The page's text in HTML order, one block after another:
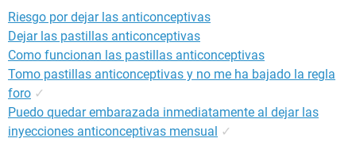
Riesgo por dejar las anticonceptivas
Dejar las pastillas anticonceptivas
Como funcionan las pastillas anticonceptivas
Tomo pastillas anticonceptivas y no me ha bajado la regla
foro ✓
Puedo quedar embarazada inmediatamente al dejar las
inyecciones anticonceptivas mensual ✓